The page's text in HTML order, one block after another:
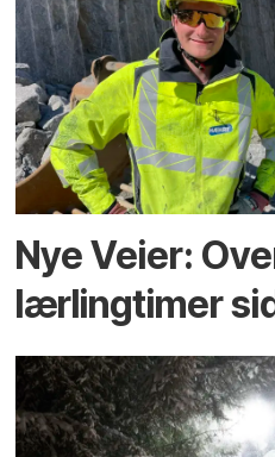
Nye Veier:
lærlingtimer